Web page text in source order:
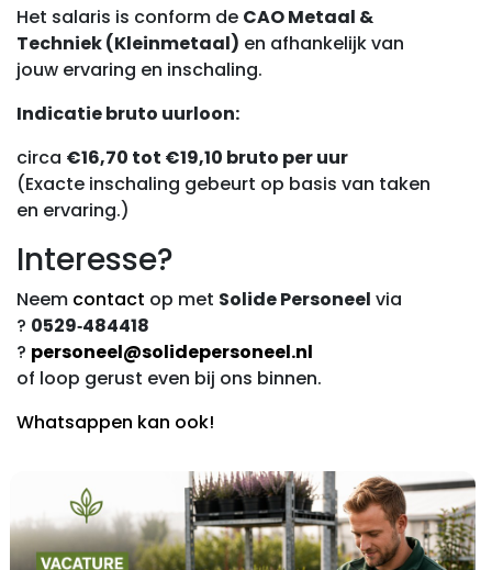
Het salaris is conform de CAO Metaal &
Techniek (Kleinmetaal) en afhankelijk van
jouw ervaring en inschaling.
Indicatie bruto uurloon:
circa €16,70 tot €19,10 bruto per uur
(Exacte inschaling gebeurt op basis van taken
en ervaring.)
Interesse?
Neem contact op met Solide Personeel via
? 0529‑484418
? personeel@solidepersoneel.nl
of loop gerust even bij ons binnen.
Whatsappen kan ook!